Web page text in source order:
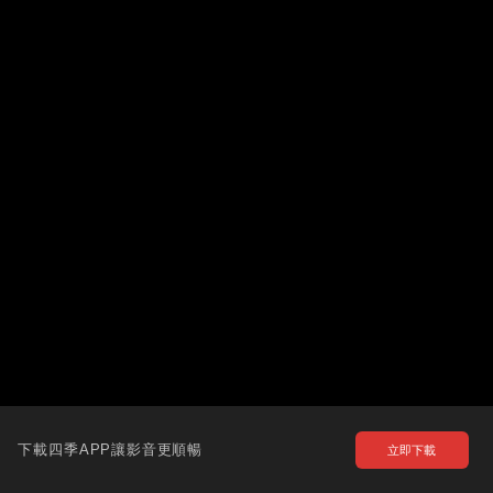
下載四季APP讓影音更順暢 立即下載